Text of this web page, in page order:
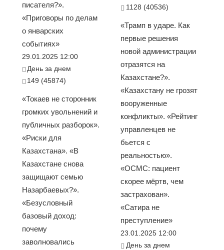
писателя?».
«Приговоры по делам
о январских
событиях»
29.01.2025 12:00
День за днем
149 (45874)
«Токаев не сторонник
громких увольнений и
публичных разборок».
«Риски для
Казахстана». «В
Казахстане снова
защищают семью
Назарбаевых?».
«Безусловный
базовый доход:
почему
заволновались
1128 (40536)
«Трамп в ударе. Как
первые решения
новой администрации
отразятся на
Казахстане?».
«Казахстану не грозят
вооруженные
конфликты». «Рейтинг
управленцев не
бьется с
реальностью».
«ОСМС: пациент
скорее мёртв, чем
застрахован».
«Сатира не
преступление»
23.01.2025 12:00
День за днем